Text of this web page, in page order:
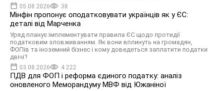
05.08.2026 38
Мінфін пропонує оподатковувати українців як у ЄС:
деталі від Марченка
Уряд планує імплементувати правила ЄС щодо протидії
податковим зловживанням. Як вони вплинуть на громадян,
ФОПів та іноземний бізнес і кому доведеться заплатити податки
двічі?
03.08.2026 4 222
ПДВ для ФОП і реформа єдиного податку: аналіз
оновленого Меморандуму МВФ від Южаніної